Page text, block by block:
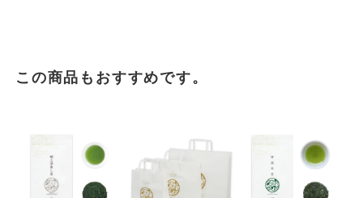
この商品もおすすめです。